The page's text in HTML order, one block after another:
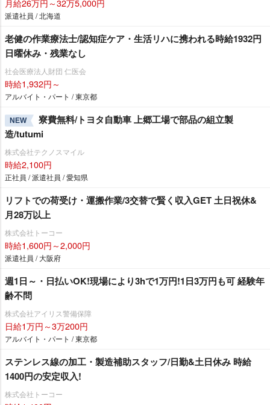
月給26万円～32万5,000円
派遣社員 / 北海道
老健の作業療法士/認知症ケア・生活リハに携われる時給1932円
日曜休み・残業なし
社会医療法人財団 仁医会
時給1,932円～
アルバイト・パート / 東京都
NEW
寮費無料/トヨタ自動車 上郷工場で部品の組立製
造/tutumi
株式会社テクノスマイル
時給2,100円
正社員 / 派遣社員 / 愛知県
リフトでの荷受け・運搬作業/3交替で賢く収入GET 土日祝休&
月28万以上
株式会社トーコー
時給1,600円～2,000円
派遣社員 / 大阪府
週1日～・日払いOK!現場により3hで1万円!1日3万円も可 経験年
齢不問
株式会社アイリス警備保障
日給1万円～3万200円
アルバイト・パート / 東京都
ステンレス線の加工・製造補助スタッフ/日勤&土日休み 時給
1400円の安定収入!
株式会社トーコー